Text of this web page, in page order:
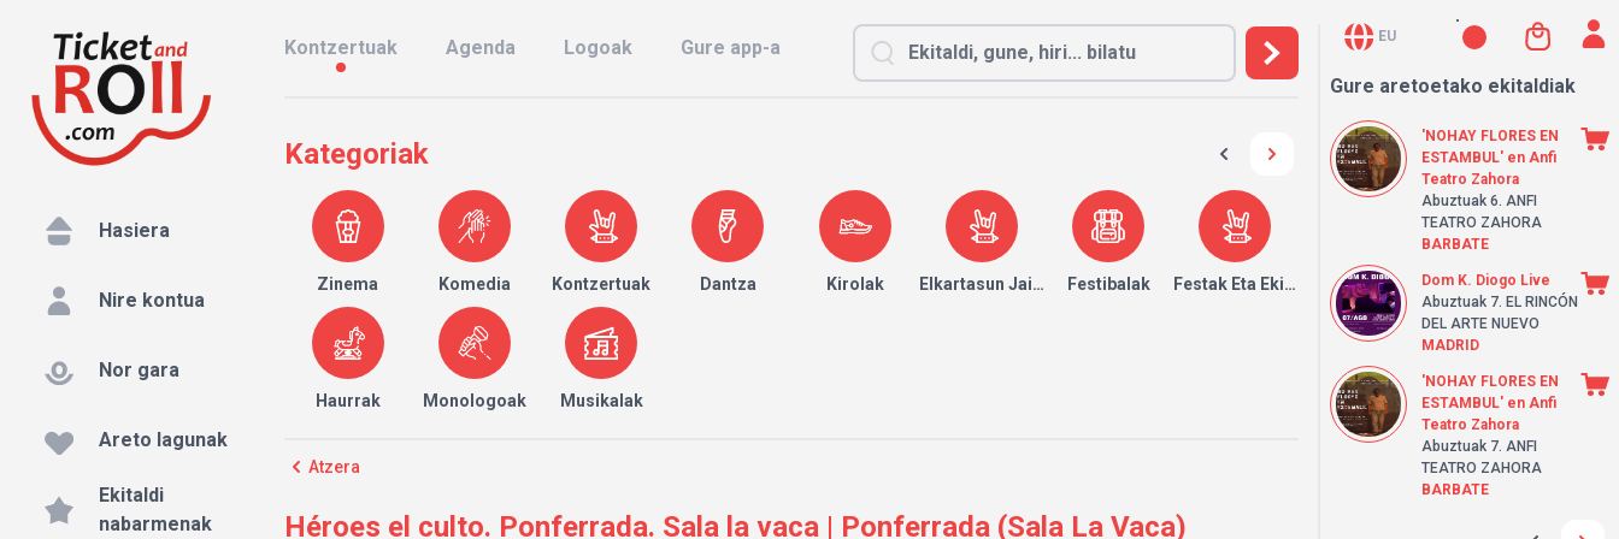
Hasiera
Nire kontua
Nor gara
Areto lagunak
Ekitaldi
nabarmenak
Kontzertuak Agenda Logoak Gure app-a
Kategoriak
Zinema Komedia Kontzertuak Dantza Kirolak Elkartasun JaialdiakFestibalak Festak Eta Ekitaldiak
Haurrak Monologoak Musikalak
Atzera
Héroes el culto. Ponferrada. Sala la vaca | Ponferrada (Sala La Vaca)
EU
Gure aretoetako ekitaldiak
'NOHAY FLORES EN
ESTAMBUL' en Anfi
Teatro Zahora
Abuztuak 6. ANFI
TEATRO ZAHORA
BARBATE
Dom K. Diogo Live
Abuztuak 7. EL RINCÓN
DEL ARTE NUEVO
MADRID
'NOHAY FLORES EN
ESTAMBUL' en Anfi
Teatro Zahora
Abuztuak 7. ANFI
TEATRO ZAHORA
BARBATE